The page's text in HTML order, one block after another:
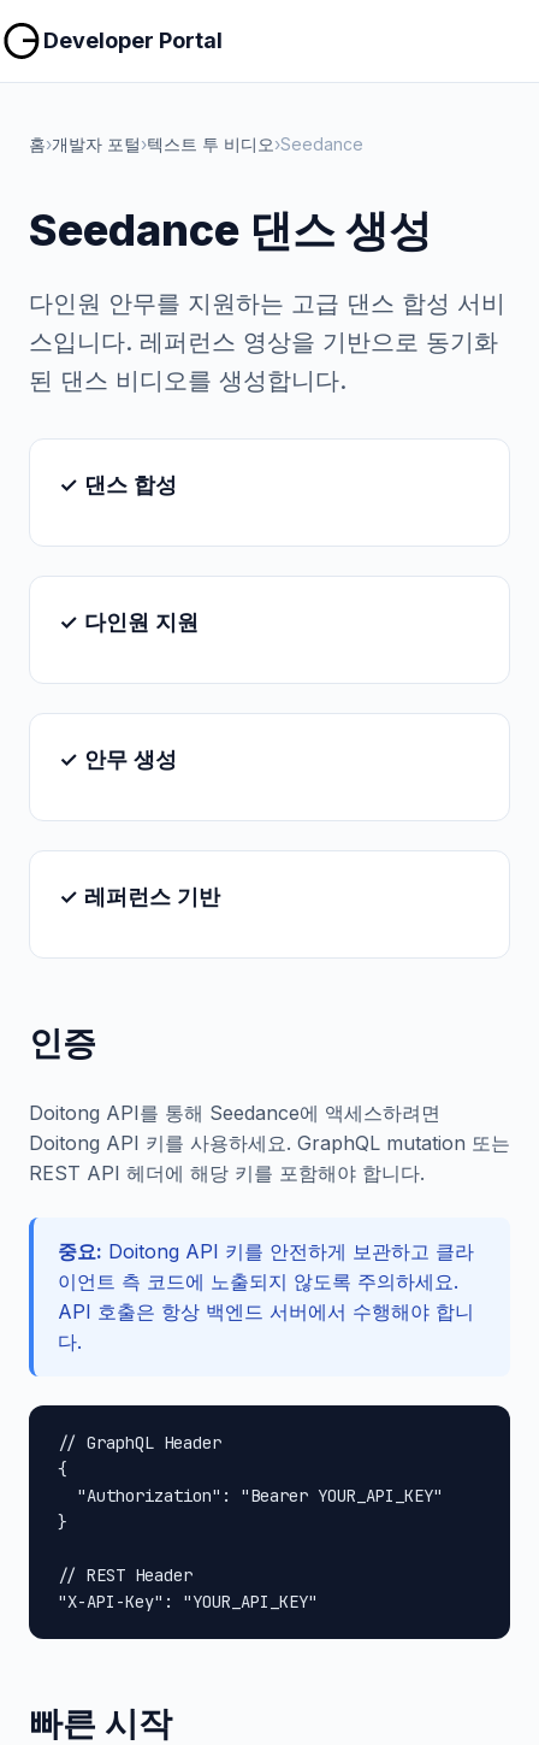
Developer Portal
홈›개발자 포털›텍스트 투 비디오›Seedance
Seedance 댄스 생성
다인원 안무를 지원하는 고급 댄스 합성 서비
스입니다. 레퍼런스 영상을 기반으로 동기화
된 댄스 비디오를 생성합니다.
✓ 댄스 합성
✓ 다인원 지원
✓ 안무 생성
✓ 레퍼런스 기반
인증
Doitong API를 통해 Seedance에 액세스하려면
Doitong API 키를 사용하세요. GraphQL mutation 또는
REST API 헤더에 해당 키를 포함해야 합니다.
중요: Doitong API 키를 안전하게 보관하고 클라
이언트 측 코드에 노출되지 않도록 주의하세요.
API 호출은 항상 백엔드 서버에서 수행해야 합니
다.
// GraphQL Header
{
  "Authorization": "Bearer YOUR_API_KEY"
}
// REST Header
"X-API-Key": "YOUR_API_KEY"
빠른 시작